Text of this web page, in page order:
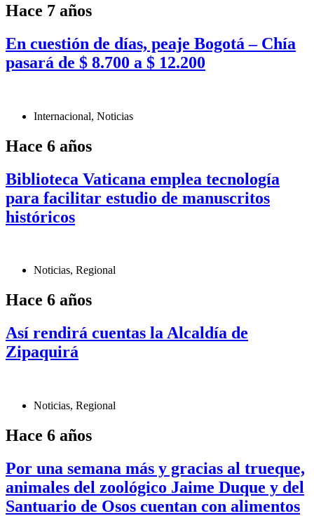
Hace 7 años
En cuestión de días, peaje Bogotá – Chía
pasará de $ 8.700 a $ 12.200
Internacional, Noticias
Hace 6 años
Biblioteca Vaticana emplea tecnología
para facilitar estudio de manuscritos
históricos
Noticias, Regional
Hace 6 años
Así rendirá cuentas la Alcaldía de
Zipaquirá
Noticias, Regional
Hace 6 años
Por una semana más y gracias al trueque,
animales del zoológico Jaime Duque y del
Santuario de Osos cuentan con alimentos